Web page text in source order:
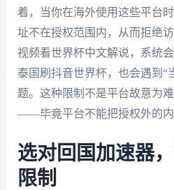
着，当你在海外使用这些平台
址不在授权范围内，从而拒绝
视频看世界杯中文解说，系统
泰国刷抖音世界杯，也会遇到“
题。这种限制不是平台故意为
——毕竟平台不能把授权外的内
选对回国加速器
限制